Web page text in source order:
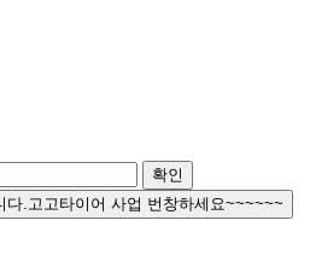
확인
다.고고타이어 사업 번창하세요~~~~~~